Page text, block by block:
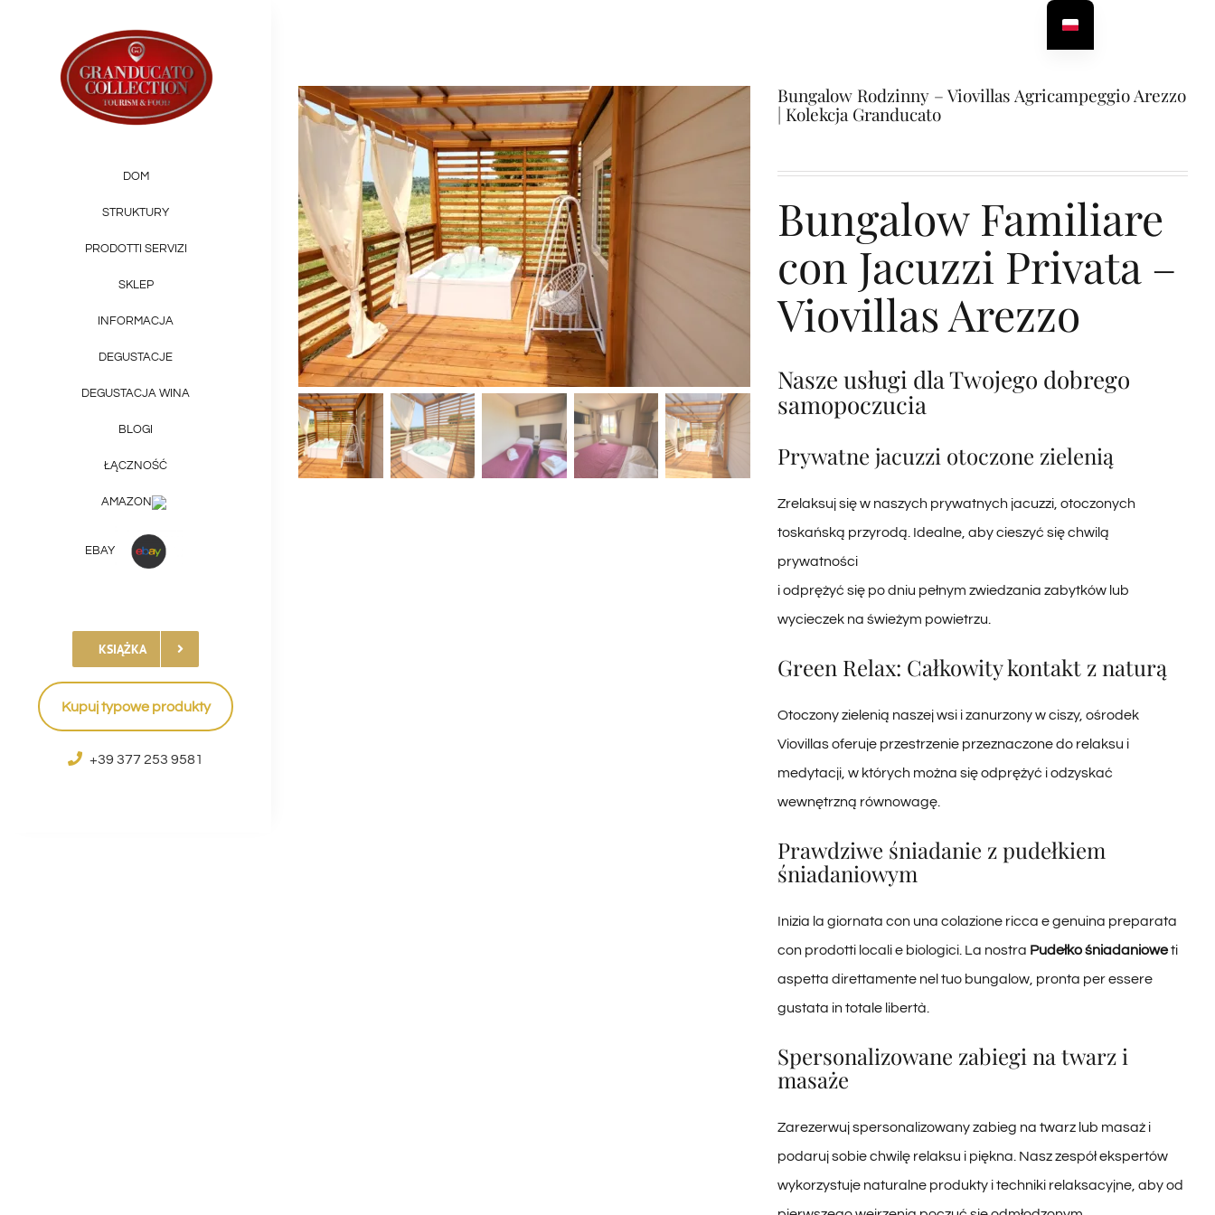
DOM
STRUKTURY
PRODOTTI SERVIZI
SKLEP
INFORMACJA
DEGUSTACJE
DEGUSTACJA WINA
BLOGI
ŁĄCZNOŚĆ
AMAZON
EBAY
KSIĄŻKA
Kupuj typowe produkty
+39 377 253 9581
Bungalow Rodzinny – Viovillas Agricampeggio Arezzo
| Kolekcja Granducato
Bungalow Familiare
con Jacuzzi Privata –
Viovillas Arezzo
Nasze usługi dla Twojego dobrego
samopoczucia
Prywatne jacuzzi otoczone zielenią
Zrelaksuj się w naszych prywatnych jacuzzi, otoczonych
toskańską przyrodą. Idealne, aby cieszyć się chwilą
prywatności
i odprężyć się po dniu pełnym zwiedzania zabytków lub
wycieczek na świeżym powietrzu.
Green Relax: Całkowity kontakt z naturą
Otoczony zielenią naszej wsi i zanurzony w ciszy, ośrodek
Viovillas oferuje przestrzenie przeznaczone do relaksu i
medytacji, w których można się odprężyć i odzyskać
wewnętrzną równowagę.
Prawdziwe śniadanie z pudełkiem
śniadaniowym
Inizia la giornata con una colazione ricca e genuina preparata
con prodotti locali e biologici. La nostra Pudełko śniadanioweti
aspetta direttamente nel tuo bungalow, pronta per essere
gustata in totale libertà.
Spersonalizowane zabiegi na twarz i
masaże
Zarezerwuj spersonalizowany zabieg na twarz lub masaż i
podaruj sobie chwilę relaksu i piękna. Nasz zespół ekspertów
wykorzystuje naturalne produkty i techniki relaksacyjne, aby od